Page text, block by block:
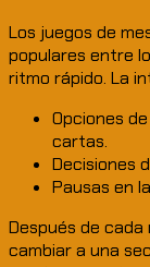
Los juegos de
populares entre
ritmo rápido. La
Opciones
cartas.
Decisiones
Pausas en
Después de
cambiar a una